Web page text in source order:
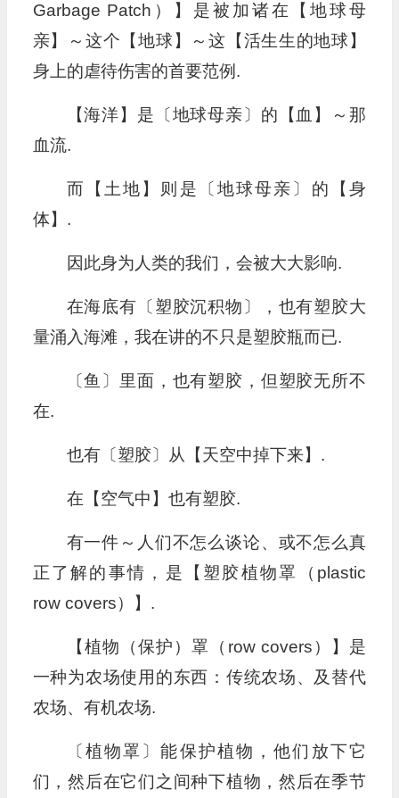
Garbage Patch）】是被加诸在【地球母
亲】～这个【地球】～这【活生生的地球】
身上的虐待伤害的首要范例.
【海洋】是〔地球母亲〕的【血】～那
血流.
而【土地】则是〔地球母亲〕的【身
体】.
因此身为人类的我们，会被大大影响.
在海底有〔塑胶沉积物〕，也有塑胶大
量涌入海滩，我在讲的不只是塑胶瓶而已.
〔鱼〕里面，也有塑胶，但塑胶无所不
在.
也有〔塑胶〕从【天空中掉下来】.
在【空气中】也有塑胶.
有一件～人们不怎么谈论、或不怎么真
正了解的事情，是【塑胶植物罩（plastic
row covers）】.
【植物（保护）罩（row covers）】是
一种为农场使用的东西：传统农场、及替代
农场、有机农场.
〔植物罩〕能保护植物，他们放下它
们，然后在它们之间种下植物，然后在季节